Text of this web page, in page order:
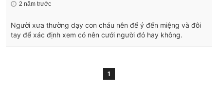
2 năm trước
Người xưa thường dạy con cháu nên để ý đến miệng và đôi
tay để xác định xem có nên cưới người đó hay không.
1